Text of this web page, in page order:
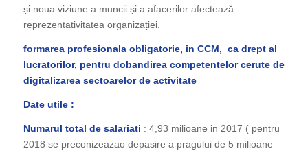
și noua viziune a muncii și a afacerilor afectează
reprezentativitatea organizației.
formarea profesionala obligatorie, in CCM, ca drept al
lucratorilor, pentru dobandirea competentelor cerute de
digitalizarea sectoarelor de activitate
Date utile :
Numarul total de salariati : 4,93 milioane in 2017 ( pentru
2018 se preconizeazao depasire a pragului de 5 milioane